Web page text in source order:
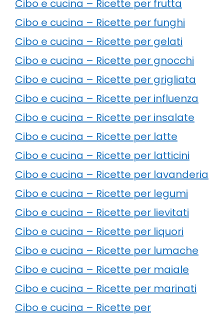
Cibo e cucina – Ricette per frutta
Cibo e cucina – Ricette per funghi
Cibo e cucina – Ricette per gelati
Cibo e cucina – Ricette per gnocchi
Cibo e cucina – Ricette per grigliata
Cibo e cucina – Ricette per influenza
Cibo e cucina – Ricette per insalate
Cibo e cucina – Ricette per latte
Cibo e cucina – Ricette per latticini
Cibo e cucina – Ricette per lavanderia
Cibo e cucina – Ricette per legumi
Cibo e cucina – Ricette per lievitati
Cibo e cucina – Ricette per liquori
Cibo e cucina – Ricette per lumache
Cibo e cucina – Ricette per maiale
Cibo e cucina – Ricette per marinati
Cibo e cucina – Ricette per